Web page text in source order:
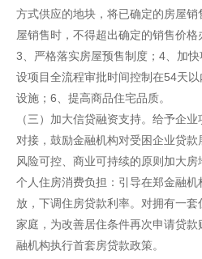
方式供应的地块，将已确定的房屋
屋销售时，不得超出确定的销售价格
3、严格落实房屋预售制度；4、加
设项目全流程审批时间控制在54天
设施；6、提高商品住宅品质。
（三）加大信贷融资支持。给予企
对接，鼓励金融机构对受困企业贷款
风险可控、商业可持续的原则加大
个人住房消费负担：引导在郑金融
放，下调住房贷款利率。对拥有一
家庭，为改善居住条件再次申请贷
融机构执行首套房贷款政策。